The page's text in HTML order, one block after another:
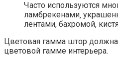
Часто используются
ламбрекенами‚
лентами‚ бахромой‚
Цветовая гамма штор
цветовой гамме интерьера.